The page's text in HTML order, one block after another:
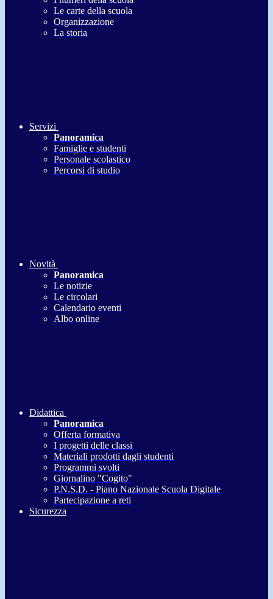
Le carte della scuola
Organizzazione
La storia
Servizi
Panoramica
Famiglie e studenti
Personale scolastico
Percorsi di studio
Novità
Panoramica
Le notizie
Le circolari
Calendario eventi
Albo online
Didattica
Panoramica
Offerta formativa
I progetti delle classi
Materiali prodotti dagli studenti
Programmi svolti
Giornalino "Cogito"
P.N.S.D. - Piano Nazionale Scuola Digitale
Partecipazione a reti
Sicurezza